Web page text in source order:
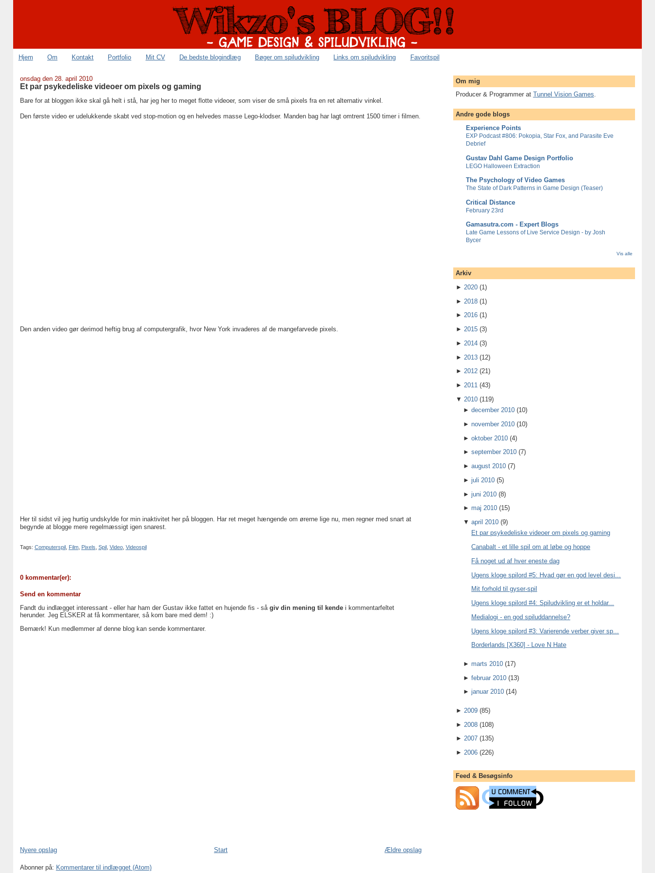
Hjem Om Kontakt Portfolio Mit CV De bedste blogindlæg Bøger om spiludvikling Links om spiludvikling Favoritspil
onsdag den 28. april 2010
Et par psykedeliske videoer om pixels og gaming
Bare for at bloggen ikke skal gå helt i stå, har jeg her to meget flotte videoer, som viser de små pixels fra en ret alternativ vinkel.
Den første video er udelukkende skabt ved stop-motion og en helvedes masse Lego-klodser. Manden bag har lagt omtrent 1500 timer i filmen.
Den anden video gør derimod heftig brug af computergrafik, hvor New York invaderes af de mangefarvede pixels.
Her til sidst vil jeg hurtig undskylde for min inaktivitet her på bloggen. Har ret meget hængende om ørerne lige nu, men regner med snart at
begynde at blogge mere regelmæssigt igen snarest.
Tags: Computerspil , Film, Pixels, Spil , Video, Videospil
0 kommentar(er):
Send en kommentar
Fandt du indlægget interessant - eller har ham der Gustav ikke fattet en hujende fis - så giv din mening til kendei kommentarfeltet
herunder. Jeg ELSKER at få kommentarer, så kom bare med dem! :)
Bemærk! Kun medlemmer af denne blog kan sende kommentarer.
Nyere opslag Ældre opslag
Start
Abonner på: Kommentarer til indlægget (Atom)
Om mig
Producer & Programmer at Tunnel Vision Games
Andre gode blogs
Experience Points
EXP Podcast #806: Pokopia, Star Fox, and Parasite Eve
Debrief
Gustav Dahl Game Design Portfolio
LEGO Halloween Extraction
The Psychology of Video Games
The State of Dark Patterns in Game Design (Teaser)
Critical Distance
February 23rd
Gamasutra.com - Expert Blogs
Late Game Lessons of Live Service Design - by Josh
Bycer
Vis alle
Arkiv
► 2020 (1)
► 2018 (1)
► 2016 (1)
► 2015 (3)
► 2014 (3)
► 2013 (12)
► 2012 (21)
► 2011 (43)
▼ 2010 (119)
►december 2010 (10)
►november 2010 (10)
►oktober 2010 (4)
►september 2010 (7)
►august 2010 (7)
►juli 2010 (5)
►juni 2010 (8)
►maj 2010 (15)
▼april 2010 (9)
Et par psykedeliske videoer om pixels og gaming
Canabalt - et lille spil om at løbe og hoppe
Få noget ud af hver eneste dag
Ugens kloge spilord #5: Hvad gør en god level desi...
Mit forhold til gyser-spil
Ugens kloge spilord #4: Spiludvikling er et holdar...
Medialogi - en god spiluddannelse?
Ugens kloge spilord #3: Varierende verber giver sp...
Borderlands [X360] - Love N Hate
►marts 2010 (17)
►februar 2010 (13)
►januar 2010 (14)
► 2009 (85)
► 2008 (108)
► 2007 (135)
► 2006 (226)
Feed & Besøgsinfo